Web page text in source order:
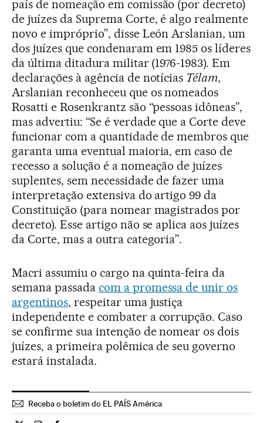
país de nomeação em comissão (por decreto)
de juízes da Suprema Corte, é algo realmente
novo e impróprio”, disse León Arslanian, um
dos juízes que condenaram em 1985 os líderes
da última ditadura militar (1976-1983). Em
declarações à agência de notícias Télam,
Arslanian reconheceu que os nomeados
Rosatti e Rosenkrantz são “pessoas idôneas”,
mas advertiu: “Se é verdade que a Corte deve
funcionar com a quantidade de membros que
garanta uma eventual maioria, em caso de
recesso a solução é a nomeação de juízes
suplentes, sem necessidade de fazer uma
interpretação extensiva do artigo 99 da
Constituição (para nomear magistrados por
decreto). Esse artigo não se aplica aos juízes
da Corte, mas a outra categoria”.
Macri assumiu o cargo na quinta-feira da
semana passada com a promessa de unir os
argentinos, respeitar uma justiça
independente e combater a corrupção. Caso
se confirme sua intenção de nomear os dois
juízes, a primeira polêmica de seu governo
estará instalada.
Receba o boletim do EL PAÍS América